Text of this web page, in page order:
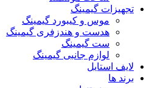
تجهیزات گیمینگ
موس و کیبورد گیمینگ
هدست و هندزفری گیمینگ
ست گیمینگ
لوازم جانبی گیمینگ
لایف استایل
برند ها